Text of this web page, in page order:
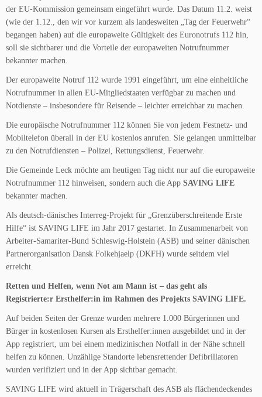
der EU-Kommission gemeinsam eingeführt wurde. Das Datum 11.2. weist
(wie der 1.12., den wir vor kurzem als landesweiten „Tag der Feuerwehr“
begangen haben) auf die europaweite Gültigkeit des Euronotrufs 112 hin,
soll sie sichtbarer und die Vorteile der europaweiten Notrufnummer
bekannter machen.
Der europaweite Notruf 112 wurde 1991 eingeführt, um eine einheitliche
Notrufnummer in allen EU-Mitgliedstaaten verfügbar zu machen und
Notdienste – insbesondere für Reisende – leichter erreichbar zu machen.
Die europäische Notrufnummer 112 können Sie von jedem Festnetz- und
Mobiltelefon überall in der EU kostenlos anrufen. Sie gelangen unmittelbar
zu den Notrufdiensten – Polizei, Rettungsdienst, Feuerwehr.
Die Gemeinde Leck möchte am heutigen Tag nicht nur auf die europaweite
Notrufnummer 112 hinweisen, sondern auch die App SAVING LIFE
bekannter machen.
Als deutsch-dänisches Interreg-Projekt für „Grenzüberschreitende Erste
Hilfe“ ist SAVING LIFE im Jahr 2017 gestartet. In Zusammenarbeit von
Arbeiter-Samariter-Bund Schleswig-Holstein (ASB) und seiner dänischen
Partnerorganisation Dansk Folkehjaelp (DKFH) wurde seitdem viel
erreicht.
Retten und Helfen, wenn Not am Mann ist – das geht als
Registrierte:r Ersthelfer:in im Rahmen des Projekts SAVING LIFE.
Auf beiden Seiten der Grenze wurden mehrere 1.000 Bürgerinnen und
Bürger in kostenlosen Kursen als Ersthelfer:innen ausgebildet und in der
App registriert, um bei einem medizinischen Notfall in der Nähe schnell
helfen zu können. Unzählige Standorte lebensrettender Defibrillatoren
wurden verifiziert und in der App sichtbar gemacht.
SAVING LIFE wird aktuell in Trägerschaft des ASB als flächendeckendes